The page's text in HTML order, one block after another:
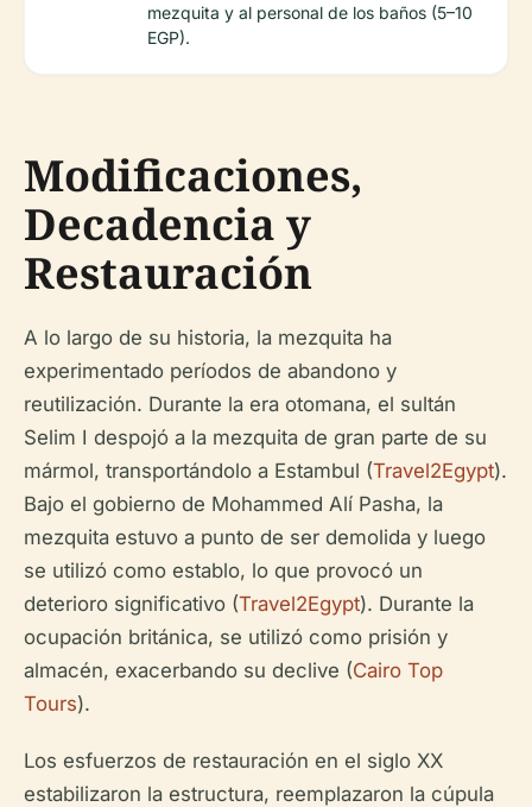
mezquita y al personal de los baños (5–10
EGP).
Modificaciones,
Decadencia y
Restauración
A lo largo de su historia, la mezquita ha
experimentado períodos de abandono y
reutilización. Durante la era otomana, el sultán
Selim I despojó a la mezquita de gran parte de su
mármol, transportándolo a Estambul (Travel2Egypt).
Bajo el gobierno de Mohammed Alí Pasha, la
mezquita estuvo a punto de ser demolida y luego
se utilizó como establo, lo que provocó un
deterioro significativo (Travel2Egypt). Durante la
ocupación británica, se utilizó como prisión y
almacén, exacerbando su declive (Cairo Top
Tours).
Los esfuerzos de restauración en el siglo XX
estabilizaron la estructura, reemplazaron la cúpula